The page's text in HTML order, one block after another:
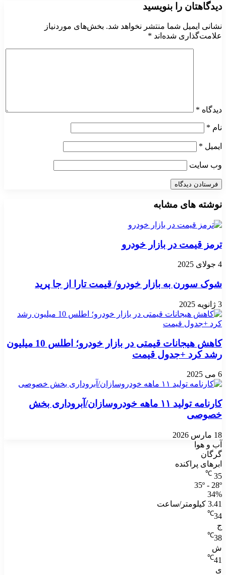
دیدگاهتان را بنویسید
نشانی ایمیل شما منتشر نخواهد شد. بخش‌های موردنیاز
علامت‌گذاری شده‌اند *
دیدگاه *
نام *
ایمیل *
وب‌ سایت
نوشته های مشابه
ترمز قیمت در بازار خودرو
4 جولای 2025
شوک سورن به بازار خودرو/ قیمت تارا از جا پرید
3 ژانویه 2025
کاهش هیجانات قیمتی در بازار خودرو؛ اطلس 10 میلیون
رشد کرد +جدول قیمت
6 می 2025
کارنامه تولید ۱۱ ماهه خودروسازان/آبروداری بخش
خصوصی
18 مارس 2026
آب و هوا
گرگان
ابرهای پراکنده
35
℃
35º - 28º
34%
3.41 کیلومتر/ساعت
34
℃
ج
38
℃
ش
41
℃
ی